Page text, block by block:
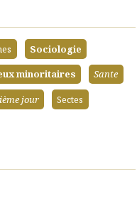
Sociologie
minoritaires
Sante
jour Sectes